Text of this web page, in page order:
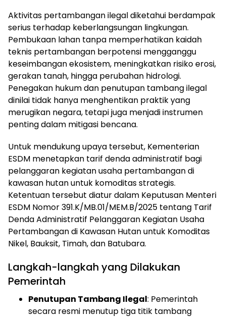
Aktivitas pertambangan ilegal diketahui berdampak
serius terhadap keberlangsungan lingkungan.
Pembukaan lahan tanpa memperhatikan kaidah
teknis pertambangan berpotensi mengganggu
keseimbangan ekosistem, meningkatkan risiko erosi,
gerakan tanah, hingga perubahan hidrologi.
Penegakan hukum dan penutupan tambang ilegal
dinilai tidak hanya menghentikan praktik yang
merugikan negara, tetapi juga menjadi instrumen
penting dalam mitigasi bencana.
Untuk mendukung upaya tersebut, Kementerian
ESDM menetapkan tarif denda administratif bagi
pelanggaran kegiatan usaha pertambangan di
kawasan hutan untuk komoditas strategis.
Ketentuan tersebut diatur dalam Keputusan Menteri
ESDM Nomor 391.K/MB.01/MEM.B/2025 tentang Tarif
Denda Administratif Pelanggaran Kegiatan Usaha
Pertambangan di Kawasan Hutan untuk Komoditas
Nikel, Bauksit, Timah, dan Batubara.
Langkah-langkah yang Dilakukan
Pemerintah
Penutupan Tambang Ilegal: Pemerintah
secara resmi menutup tiga titik tambang